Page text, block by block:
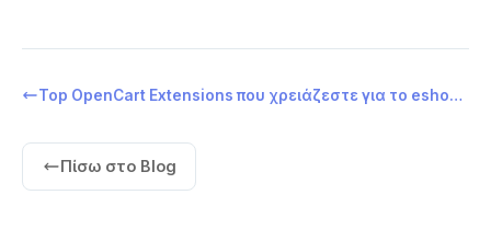
Top OpenCart Extensions που χρειάζεστε για το eshop σας
Πίσω στο Blog